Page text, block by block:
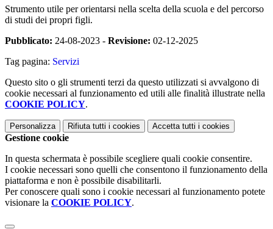
Strumento utile per orientarsi nella scelta della scuola e del percorso
di studi dei propri figli.
Pubblicato: 24-08-2023 - Revisione: 02-12-2025
Tag pagina: Servizi
Questo sito o gli strumenti terzi da questo utilizzati si avvalgono di
cookie necessari al funzionamento ed utili alle finalità illustrate nella
COOKIE POLICY.
Personalizza Rifiuta tutti i cookies Accetta tutti i cookies
Gestione cookie
In questa schermata è possibile scegliere quali cookie consentire.
I cookie necessari sono quelli che consentono il funzionamento della
piattaforma e non è possibile disabilitarli.
Per conoscere quali sono i cookie necessari al funzionamento potete
visionare la COOKIE POLICY.